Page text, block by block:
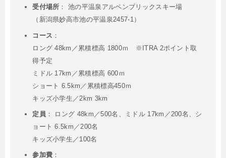
受付場所 ： 池の平温泉アルペンブリックスキー場
（新潟県妙高市池の平温泉2457-1）
コース ：
ロング 48km／累積標高 1800ｍ ※ITRA 2ポイント取
得予定
ミドル 17km／累積標高 600ｍ
ショート 6.5km／累積標高450ｍ
キッズ小学生／2km 3km
定員 ： ロング 48km／500名、ミドル 17km／200名、シ
ョート 6.5km／200名
キッズ小学生／100名
参加費 ：